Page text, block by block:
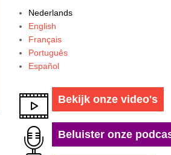
Nederlands
English
Français
Português
Español
Bekijk onze video's
Beluister onze